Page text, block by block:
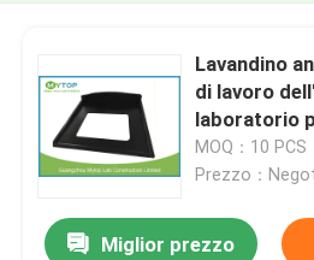
Lavandino
di lavoro
laboratorio
banco di
MOQ：10 PCS
Prezzo：
Miglior prezzo